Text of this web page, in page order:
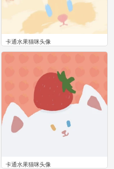
卡通水果猫咪头像
0
卡通水果猫咪头像